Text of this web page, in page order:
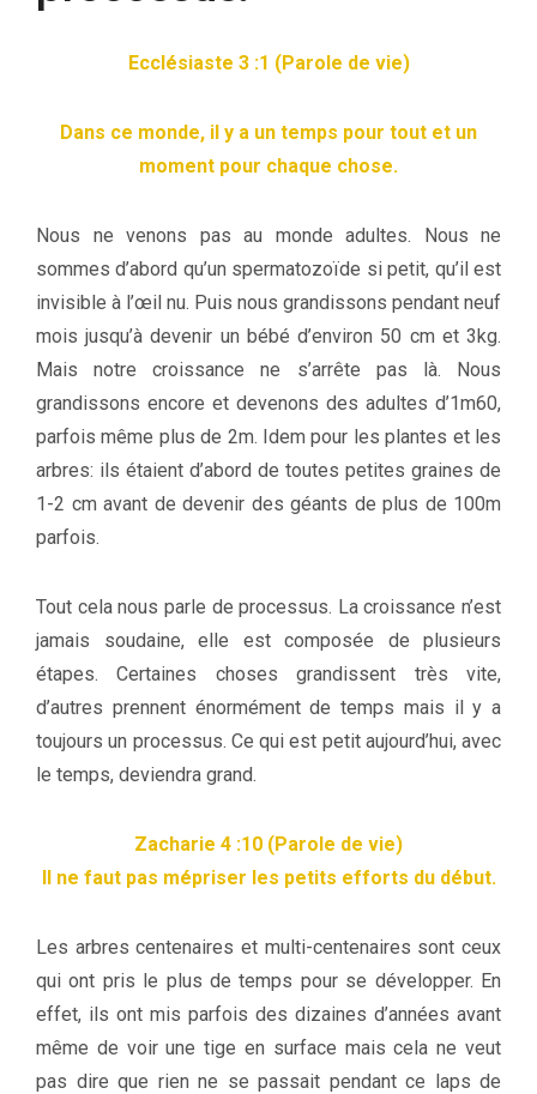
Ecclésiaste 3 :1 (Parole de vie)
Dans ce monde, il y a un temps pour tout et un
moment pour chaque chose.
Nous ne venons pas au monde adultes. Nous ne
sommes d’abord qu’un spermatozoïde si petit, qu’il est
invisible à l’œil nu. Puis nous grandissons pendant neuf
mois jusqu’à devenir un bébé d’environ 50 cm et 3kg.
Mais notre croissance ne s’arrête pas là. Nous
grandissons encore et devenons des adultes d’1m60,
parfois même plus de 2m. Idem pour les plantes et les
arbres: ils étaient d’abord de toutes petites graines de
1-2 cm avant de devenir des géants de plus de 100m
parfois.
Tout cela nous parle de processus. La croissance n’est
jamais soudaine, elle est composée de plusieurs
étapes. Certaines choses grandissent très vite,
d’autres prennent énormément de temps mais il y a
toujours un processus. Ce qui est petit aujourd’hui, avec
le temps, deviendra grand.
Zacharie 4 :10 (Parole de vie)
Il ne faut pas mépriser les petits efforts du début.
Les arbres centenaires et multi-centenaires sont ceux
qui ont pris le plus de temps pour se développer. En
effet, ils ont mis parfois des dizaines d’années avant
même de voir une tige en surface mais cela ne veut
pas dire que rien ne se passait pendant ce laps de